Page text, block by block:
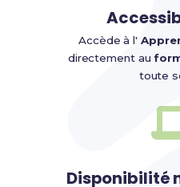
Accède à l'
directement au
toute
Disponibilité